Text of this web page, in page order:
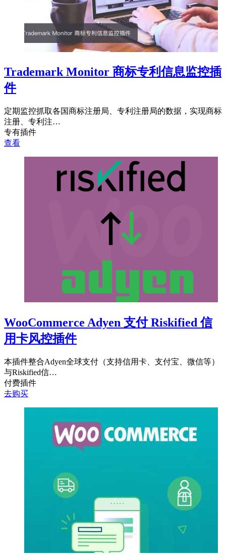
Trademark Monitor 商标专利信息监控插
件
定期监控抓取各国商标注册局、专利注册局的数据，实现商标
注册、专利注…
专有插件
查看
WooCommerce Adyen 支付 Riskified 信
用卡风控插件
本插件整合Adyen全球支付（支持信用卡、支付宝、微信等）
与Riskified信…
付费插件
去购买